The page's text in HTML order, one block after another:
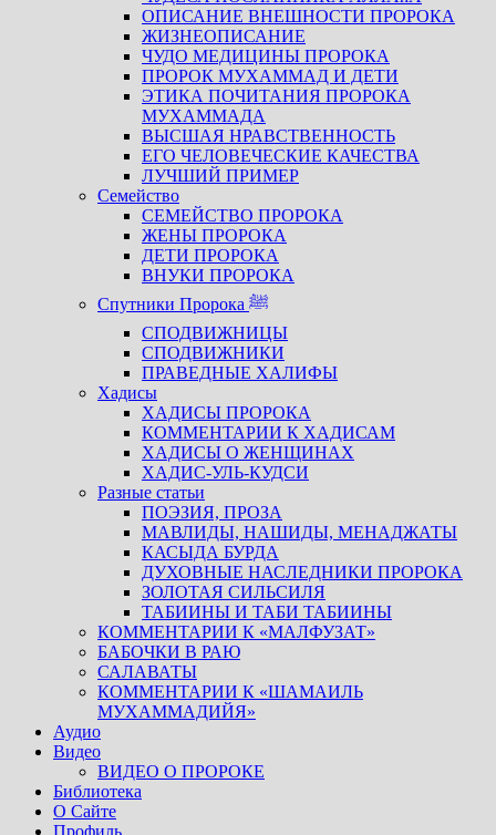
ОПИСАНИЕ ВНЕШНОСТИ ПРОРОКА
ЖИЗНЕОПИСАНИЕ
ЧУДО МЕДИЦИНЫ ПРОРОКА
ПРОРОК МУХАММАД И ДЕТИ
ЭТИКА ПОЧИТАНИЯ ПРОРОКА
МУХАММАДА
ВЫСШАЯ НРАВСТВЕННОСТЬ
ЕГО ЧЕЛОВЕЧЕСКИЕ КАЧЕСТВА
ЛУЧШИЙ ПРИМЕР
Семейство
СЕМЕЙСТВО ПРОРОКА
ЖЕНЫ ПРОРОКА
ДЕТИ ПРОРОКА
ВНУКИ ПРОРОКА
Спутники Пророка ﷺ
СПОДВИЖНИЦЫ
СПОДВИЖНИКИ
ПРАВЕДНЫЕ ХАЛИФЫ
Хадисы
ХАДИСЫ ПРОРОКА
КОММЕНТАРИИ К ХАДИСАМ
ХАДИСЫ О ЖЕНЩИНАХ
ХАДИС-УЛЬ-КУДСИ
Разные статьи
ПОЭЗИЯ, ПРОЗА
МАВЛИДЫ, НАШИДЫ, МЕНАДЖАТЫ
КАСЫДА БУРДА
ДУХОВНЫЕ НАСЛЕДНИКИ ПРОРОКА
ЗОЛОТАЯ СИЛЬСИЛЯ
ТАБИИНЫ И ТАБИ ТАБИИНЫ
КОММЕНТАРИИ К «МАЛФУЗАТ»
БАБОЧКИ В РАЮ
САЛАВАТЫ
КОММЕНТАРИИ К «ШАМАИЛЬ
МУХАММАДИЙЯ»
Аудио
Видео
ВИДЕО О ПРОРОКЕ
Библиотека
О Сайте
Профиль